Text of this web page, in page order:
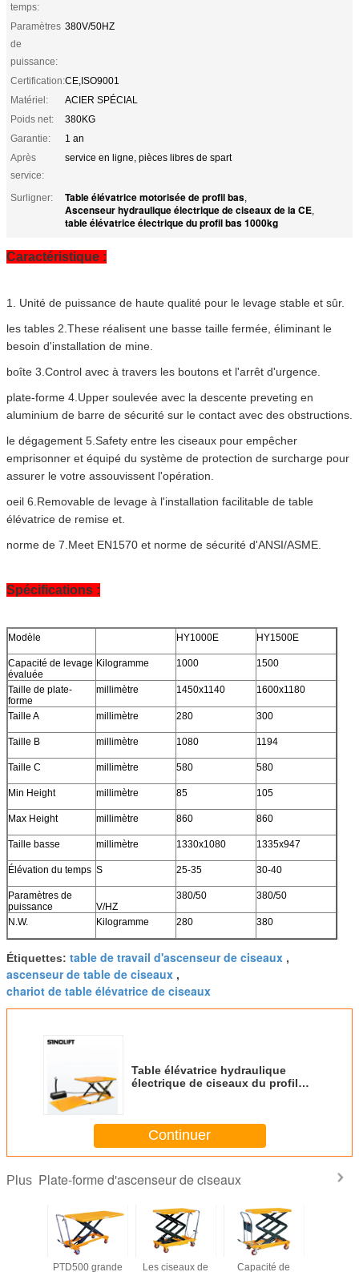
temps:
Paramètres
de
puissance:
380V/50HZ
Certification:CE,ISO9001
Matériel:
ACIER SPÉCIAL
Poids net:
380KG
Garantie:
1 an
Après
service:
service en ligne, pièces libres de spart
Surligner: Table élévatrice motorisée de profil bas,
Ascenseur hydraulique électrique de ciseaux de la CE,
table élévatrice électrique du profil bas 1000kg
Caractéristique :
1. Unité de puissance de haute qualité pour le levage stable et sûr.
les tables 2.These réalisent une basse taille fermée, éliminant le
besoin d'installation de mine.
boîte 3.Control avec à travers les boutons et l'arrêt d'urgence.
plate-forme 4.Upper soulevée avec la descente preveting en
aluminium de barre de sécurité sur le contact avec des obstructions.
le dégagement 5.Safety entre les ciseaux pour empêcher
emprisonner et équipé du système de protection de surcharge pour
assurer le votre assouvissent l'opération.
oeil 6.Removable de levage à l'installation facilitable de table
élévatrice de remise et.
norme de 7.Meet EN1570 et norme de sécurité d'ANSI/ASME.
Spécifications :
Modèle HY1000E HY1500E
Capacité de levage
évaluée
Kilogramme 1000 1500
Taille de plate-
forme
millimètre 1450x1140 1600x1180
Taille A millimètre 280 300
Taille B millimètre 1080 1194
Taille C millimètre 580 580
Min Height millimètre 85 105
Max Height millimètre 860 860
Taille basse millimètre 1330x1080 1335x947
Élévation du temps S 25-35 30-40
Paramètres de
puissance
V/HZ
380/50 380/50
N.W. Kilogramme 280 380
Étiquettes: table de travail d'ascenseur de ciseaux ,
ascenseur de table de ciseaux ,
chariot de table élévatrice de ciseaux
Table élévatrice hydraulique
électrique de ciseaux du profil
Continuer
Plus Plate-forme d'ascenseur de ciseaux
PTD500 grande Les ciseaux de Capacité de